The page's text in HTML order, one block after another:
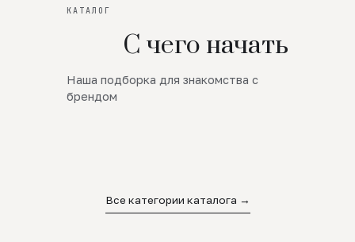
КАТАЛОГ
С чего начать
Наша подборка для знакомства с
брендом
Новинки
SALE
Все категории каталога →